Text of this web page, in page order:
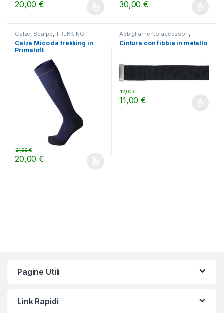
20,00€ 30,00€
Calze, Scarpe, TREKKING
Calza Mico da trekking in
Primaloft
20,00€
21,90€
Questo prodotto ha più varianti. Le opzioni possono essere
Abbigliamento accessori,
TREKKING
Cintura con fibbia in metallo
11,00€
12,00€
Pagine Utili
Link Rapidi